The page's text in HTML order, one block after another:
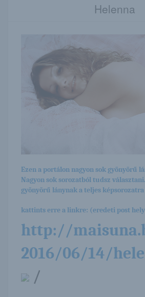
Helenna
Ezen a portálon nagyon sok gyönyörű
Nagyon sok sorozatból tudsz
gyönyörű lánynak a teljes
kattints erre a linkre: (eredeti post
http://
2016/06/14/
/